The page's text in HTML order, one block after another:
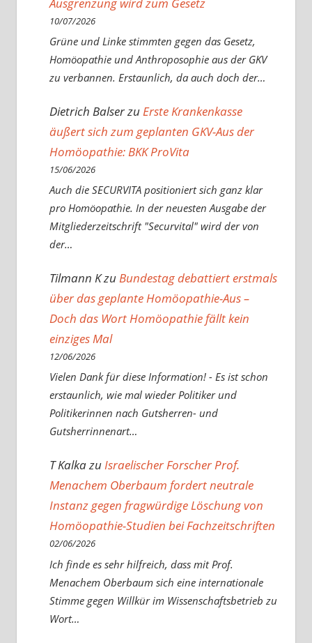
10/07/2026
Grüne und Linke stimmten gegen das Gesetz,
Homöopathie und Anthroposophie aus der GKV
zu verbannen. Erstaunlich, da auch doch der…
Dietrich BalserzuErste Krankenkasse
äußert sich zum geplanten GKV-Aus der
Homöopathie: BKK ProVita
15/06/2026
Auch die SECURVITA positioniert sich ganz klar
pro Homöopathie. In der neuesten Ausgabe der
Mitgliederzeitschrift "Securvital" wird der von
der…
Tilmann KzuBundestag debattiert erstmals
über das geplante Homöopathie-Aus –
Doch das Wort Homöopathie fällt kein
einziges Mal
12/06/2026
Vielen Dank für diese Information! - Es ist schon
erstaunlich, wie mal wieder Politiker und
Politikerinnen nach Gutsherren- und
Gutsherrinnenart…
T KalkazuIsraelischer Forscher Prof.
Menachem Oberbaum fordert neutrale
Instanz gegen fragwürdige Löschung von
Homöopathie-Studien bei Fachzeitschriften
02/06/2026
Ich finde es sehr hilfreich, dass mit Prof.
Menachem Oberbaum sich eine internationale
Stimme gegen Willkür im Wissenschaftsbetrieb zu
Wort…